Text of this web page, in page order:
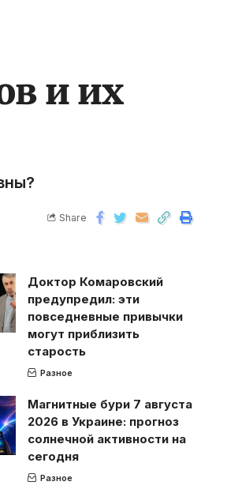
и их
Share
Доктор Комаровский
предупредил: эти
повседневные привычки
могут приблизить
старость
Разное
Магнитные бури 7 августа
2026 в Украине: прогноз
солнечной активности на
сегодня
Разное